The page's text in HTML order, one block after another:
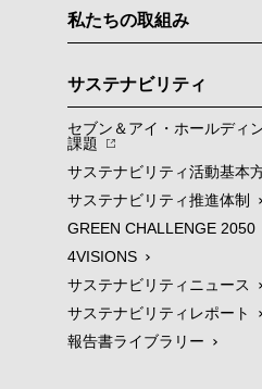
私たちの取組み
サステナビリティ
セブン＆アイ・ホールディ
課題
サステナビリティ活動基本
サステナビリティ推進体制
GREEN CHALLENGE 2050
4VISIONS
サステナビリティニュース
サステナビリティレポート
報告書ライブラリー